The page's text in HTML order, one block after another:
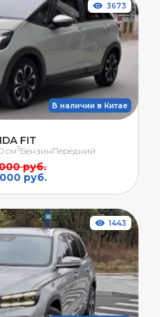
В наличии в Китае
3673
FIT
руб.
руб.
см3БензинПередний
1443